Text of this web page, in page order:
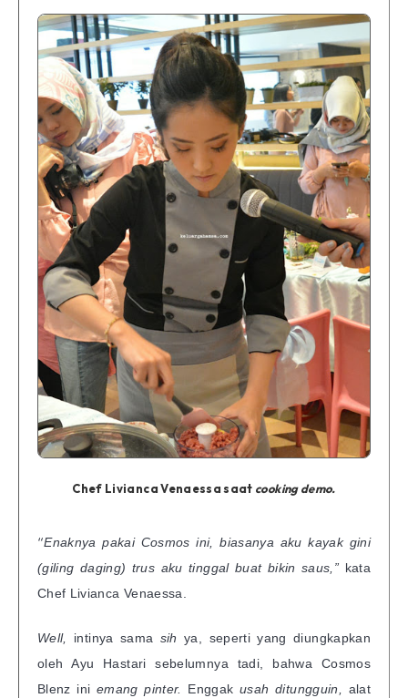
Chef Livianca Venaessa saat cooking demo.
“Enaknya pakai Cosmos ini, biasanya aku kayak gini
(giling daging) trus aku tinggal buat bikin saus,” kata
Chef Livianca Venaessa.
Well, intinya sama sihya, seperti yang diungkapkan
oleh Ayu Hastari sebelumnya tadi, bahwa Cosmos
Blenz ini emang pinter. Enggakusah ditungguin, alat